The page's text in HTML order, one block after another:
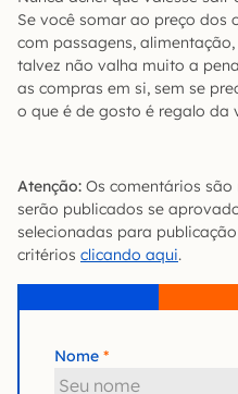
Se você somar ao preço dos
com passagens,
talvez não valha muito a
as compras em si, sem se
o que é de gosto é regalo da
Atenção: Os comentários
serão publicados se
selecionadas para
critérios clicando aqui.
Nome